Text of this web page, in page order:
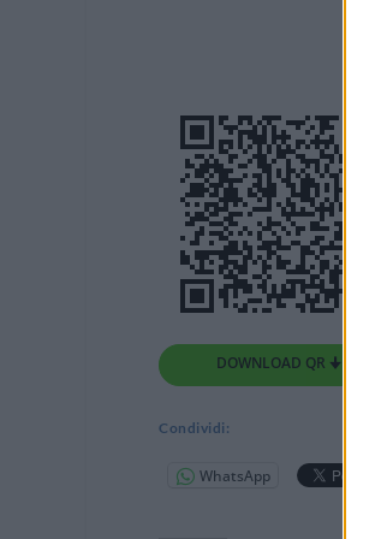
DOWNLOAD QR 🠋
Condividi:
WhatsApp